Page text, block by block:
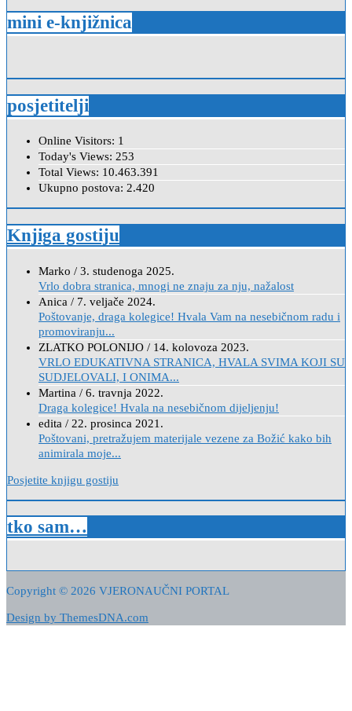
mini e-knjižnica
posjetitelji
Online Visitors: 1
Today's Views: 253
Total Views: 10.463.391
Ukupno postova: 2.420
Knjiga gostiju
Marko / 3. studenoga 2025.
Vrlo dobra stranica, mnogi ne znaju za nju, nažalost
Anica / 7. veljače 2024.
Poštovanje, draga kolegice! Hvala Vam na nesebičnom radu i
promoviranju...
ZLATKO POLONIJO / 14. kolovoza 2023.
VRLO EDUKATIVNA STRANICA, HVALA SVIMA KOJI SU
SUDJELOVALI, I ONIMA...
Martina / 6. travnja 2022.
Draga kolegice! Hvala na nesebičnom dijeljenju!
edita / 22. prosinca 2021.
Poštovani, pretražujem materijale vezene za Božić kako bih
animirala moje...
Posjetite knjigu gostiju
tko sam…
Copyright © 2026 VJERONAUČNI PORTAL
Design by ThemesDNA.com